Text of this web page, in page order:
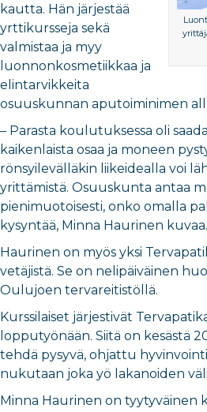
kautta. Hän järjestää
yrttikursseja sekä
valmistaa ja myy
luonnonkosmetiikkaa ja
elintarvikkeita
osuuskunnan aputoiminimen
– Parasta koulutuksessa oli
kaikenlaista osaa ja moneen
rönsyilevälläkin liikeidealla voi
yrittämistä. Osuuskunta antaa
pienimuotoisesti, onko omalla
kysyntää, Minna Haurinen kuvaa.
Haurinen on myös yksi
vetäjistä. Se on nelipäiväinen
Oulujoen tervareitistöllä.
Kurssilaiset järjestivät
lopputyönään. Siitä on kesästä
tehdä pysyvä, ohjattu
nukutaan joka yö lakanoiden
Minna Haurinen on tyytyväinen